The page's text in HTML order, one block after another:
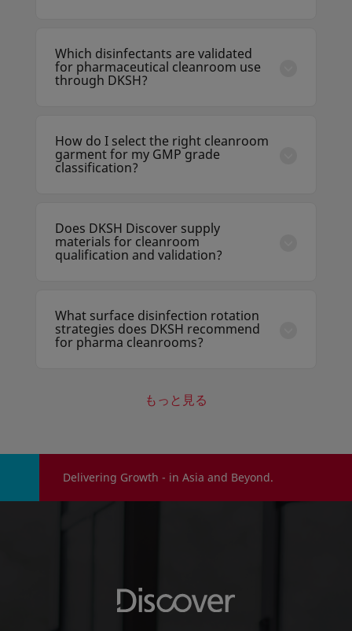
Which disinfectants are validated
for pharmaceutical cleanroom use
through DKSH?
(EN standards, USP <1072>) for
pharmaceutical and aseptic manufacturing
environments.
How do I select the right cleanroom
garment for my GMP grade
classification?
based on your EU GMP Grade A/B/C/D
classification and aseptic processing
requirements.
Does DKSH Discover supply
materials for cleanroom
qualification and validation?
and transfer disinfection kits used in
cleanroom qualification (IQ/OQ/PQ) and
routine monitoring.
What surface disinfection rotation
strategies does DKSH recommend
for pharma cleanrooms?
periodic use, and a sporicidal agent (e.g.,
three tiers.
もっと見る
Delivering Growth - in Asia and Beyond.